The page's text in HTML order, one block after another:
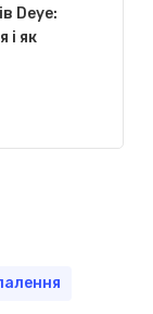
Deye:
і як